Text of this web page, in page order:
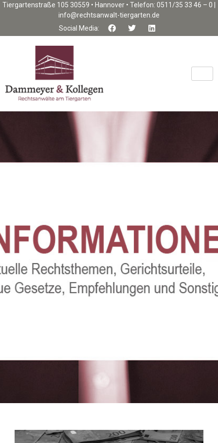
Tiergartenstraße 105 30559 • Hannover • Telefon: 0511/35 33 46 – 0 |
info@rechtsanwalt-tiergarten.de
Social Media: